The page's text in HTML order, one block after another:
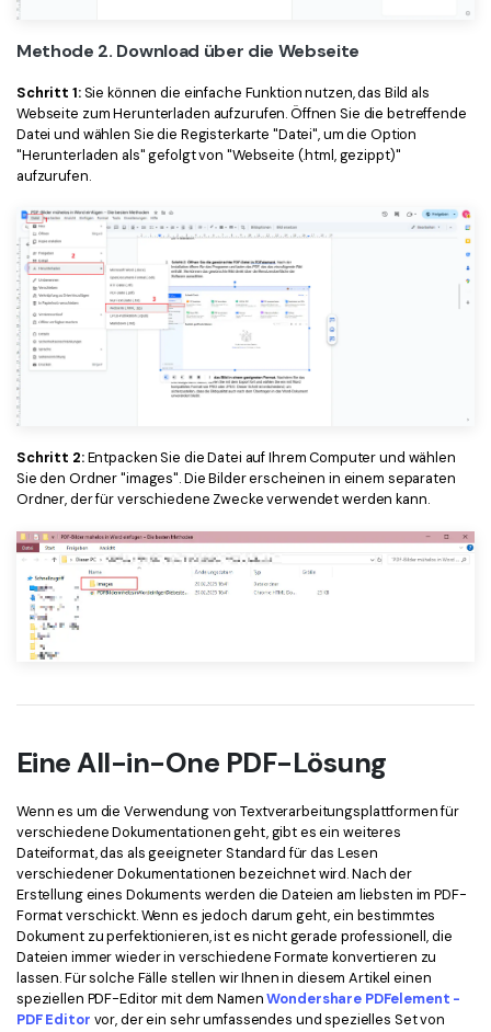
Methode 2. Download über die Webseite
Schritt 1:Sie können die einfache Funktion nutzen, das Bild als
Webseite zum Herunterladen aufzurufen. Öffnen Sie die betreffende
Datei und wählen Sie die Registerkarte "Datei", um die Option
"Herunterladen als" gefolgt von "Webseite (.html, gezippt)"
aufzurufen.
Schritt 2:Entpacken Sie die Datei auf Ihrem Computer und wählen
Sie den Ordner "images". Die Bilder erscheinen in einem separaten
Ordner, der für verschiedene Zwecke verwendet werden kann.
Eine All-in-One PDF-Lösung
Wenn es um die Verwendung von Textverarbeitungsplattformen für
verschiedene Dokumentationen geht, gibt es ein weiteres
Dateiformat, das als geeigneter Standard für das Lesen
verschiedener Dokumentationen bezeichnet wird. Nach der
Erstellung eines Dokuments werden die Dateien am liebsten im PDF-
Format verschickt. Wenn es jedoch darum geht, ein bestimmtes
Dokument zu perfektionieren, ist es nicht gerade professionell, die
Dateien immer wieder in verschiedene Formate konvertieren zu
lassen. Für solche Fälle stellen wir Ihnen in diesem Artikel einen
speziellen PDF-Editor mit dem NamenWondershare PDFelement -
PDF Editor vor, der ein sehr umfassendes und spezielles Set von